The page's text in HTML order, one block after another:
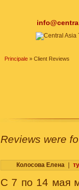
Principale » Client Reviews
Reviews were
Колосова Елена
С 7 по 14 мая